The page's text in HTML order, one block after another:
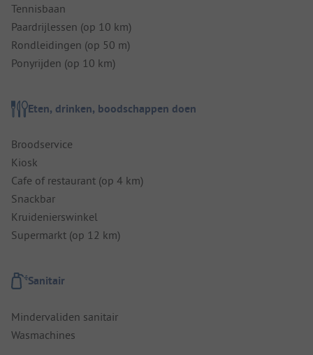
Tennisbaan
Paardrijlessen (op 10 km)
Rondleidingen (op 50 m)
Ponyrijden (op 10 km)
Eten, drinken, boodschappen doen
Broodservice
Kiosk
Cafe of restaurant (op 4 km)
Snackbar
Kruidenierswinkel
Supermarkt (op 12 km)
Sanitair
Mindervaliden sanitair
Wasmachines